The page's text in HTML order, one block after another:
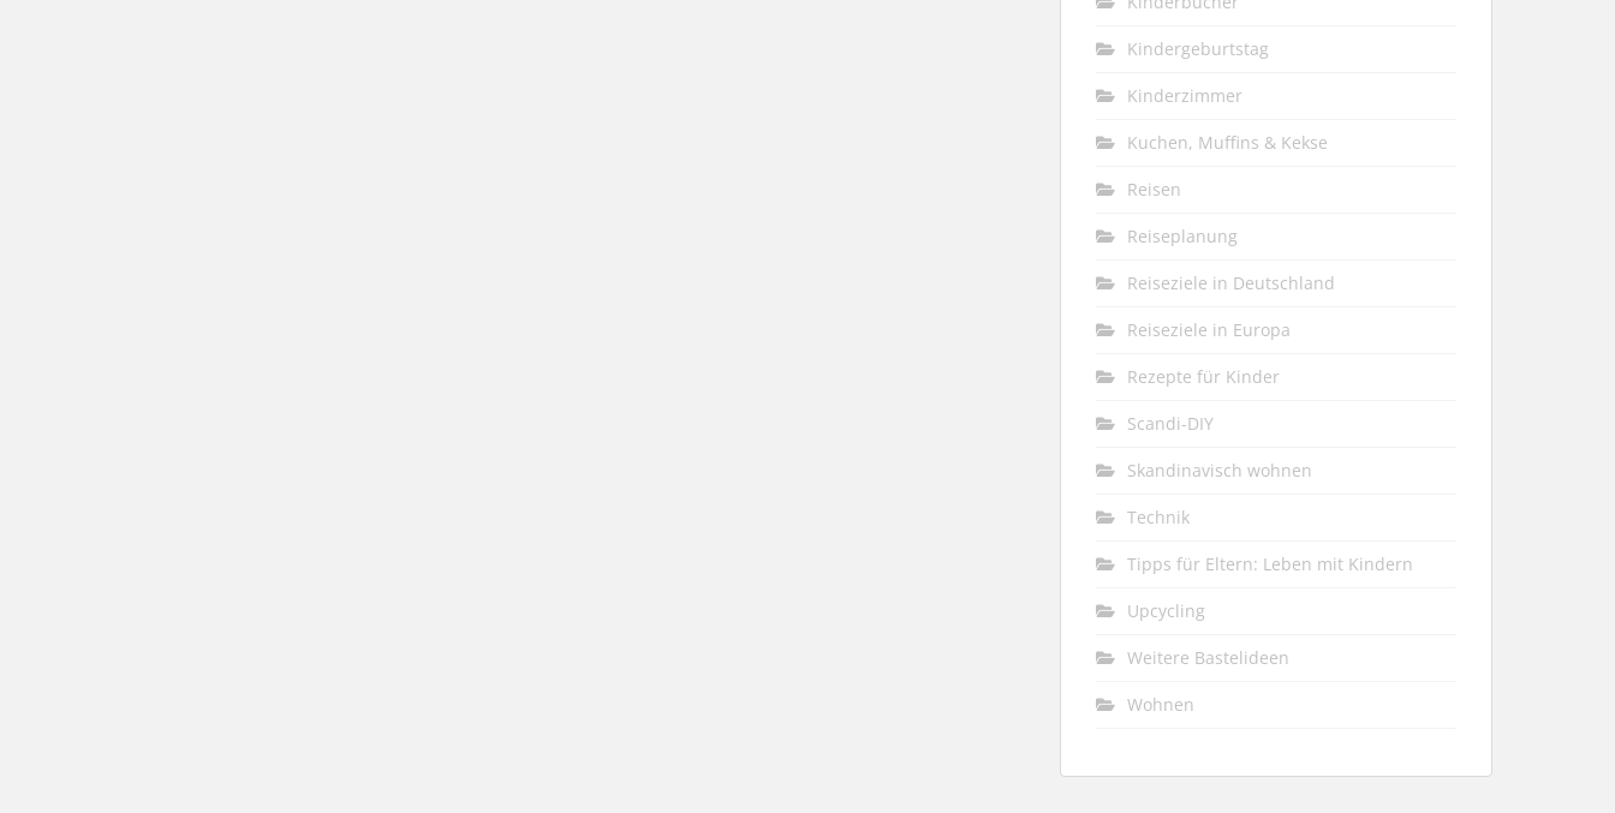
Kindergeburtstag
Kinderzimmer
Kuchen, Muffins & Kekse
Reisen
Reiseplanung
Reiseziele in Deutschland
Reiseziele in Europa
Rezepte für Kinder
Scandi-DIY
Skandinavisch wohnen
Technik
Tipps für Eltern: Leben mit Kindern
Upcycling
Weitere Bastelideen
Wohnen